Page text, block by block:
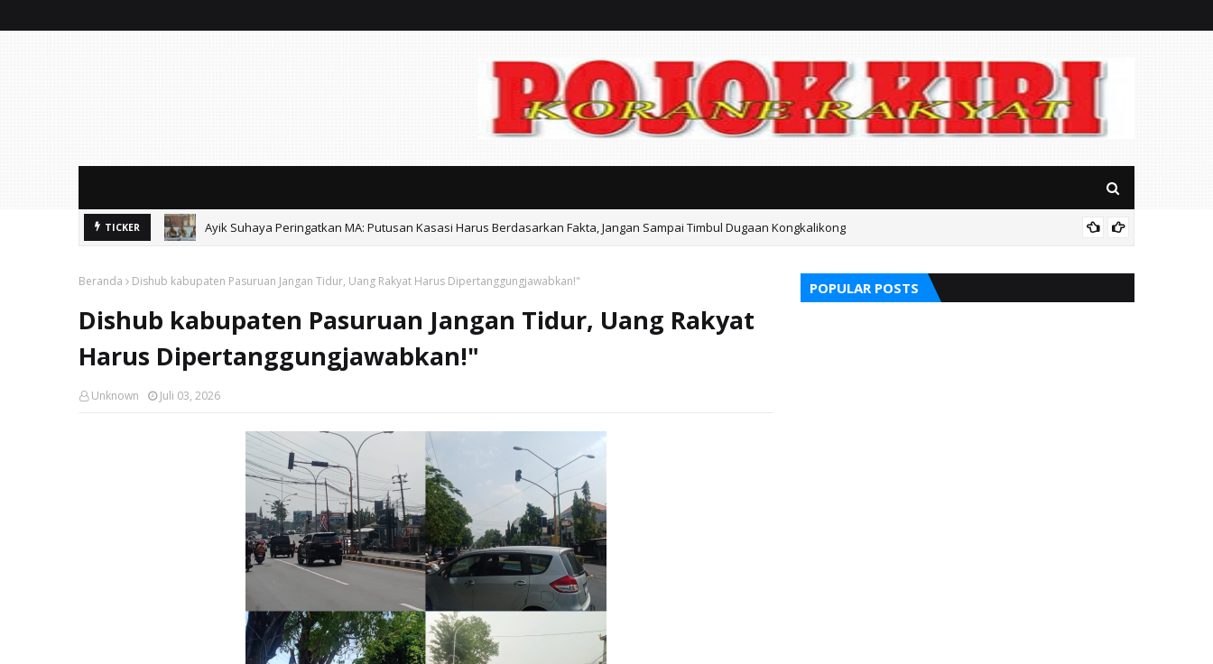
TICKER
Ayik Suhaya Peringatkan MA: Putusan Kasasi Harus Berdasarkan Fakta, Jangan Sampai Timbul Dugaan Kongkalikong
Soal Sound Horeg Karnaval, Muspika Gondangwetan Mediasi Keresahan Warga
Beranda Dishub kabupaten Pasuruan Jangan Tidur, Uang Rakyat Harus Dipertanggungjawabkan!"
Dishub kabupaten Pasuruan Jangan Tidur, Uang Rakyat
Harus Dipertanggungjawabkan!"
Unknown Juli 03, 2026
POPULAR POSTS